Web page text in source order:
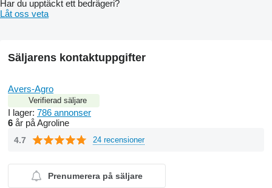
Har du upptäckt ett bedrägeri?
Låt oss veta
Säljarens kontaktuppgifter
Avers-Agro
Verifierad säljare
I lager: 786 annonser
6 år på Agroline
4.7 24 recensioner
Prenumerera på säljare